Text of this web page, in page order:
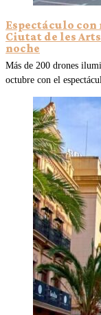
Espectáculo con
Ciutat de les
noche
Más de 200 drones
octubre con el